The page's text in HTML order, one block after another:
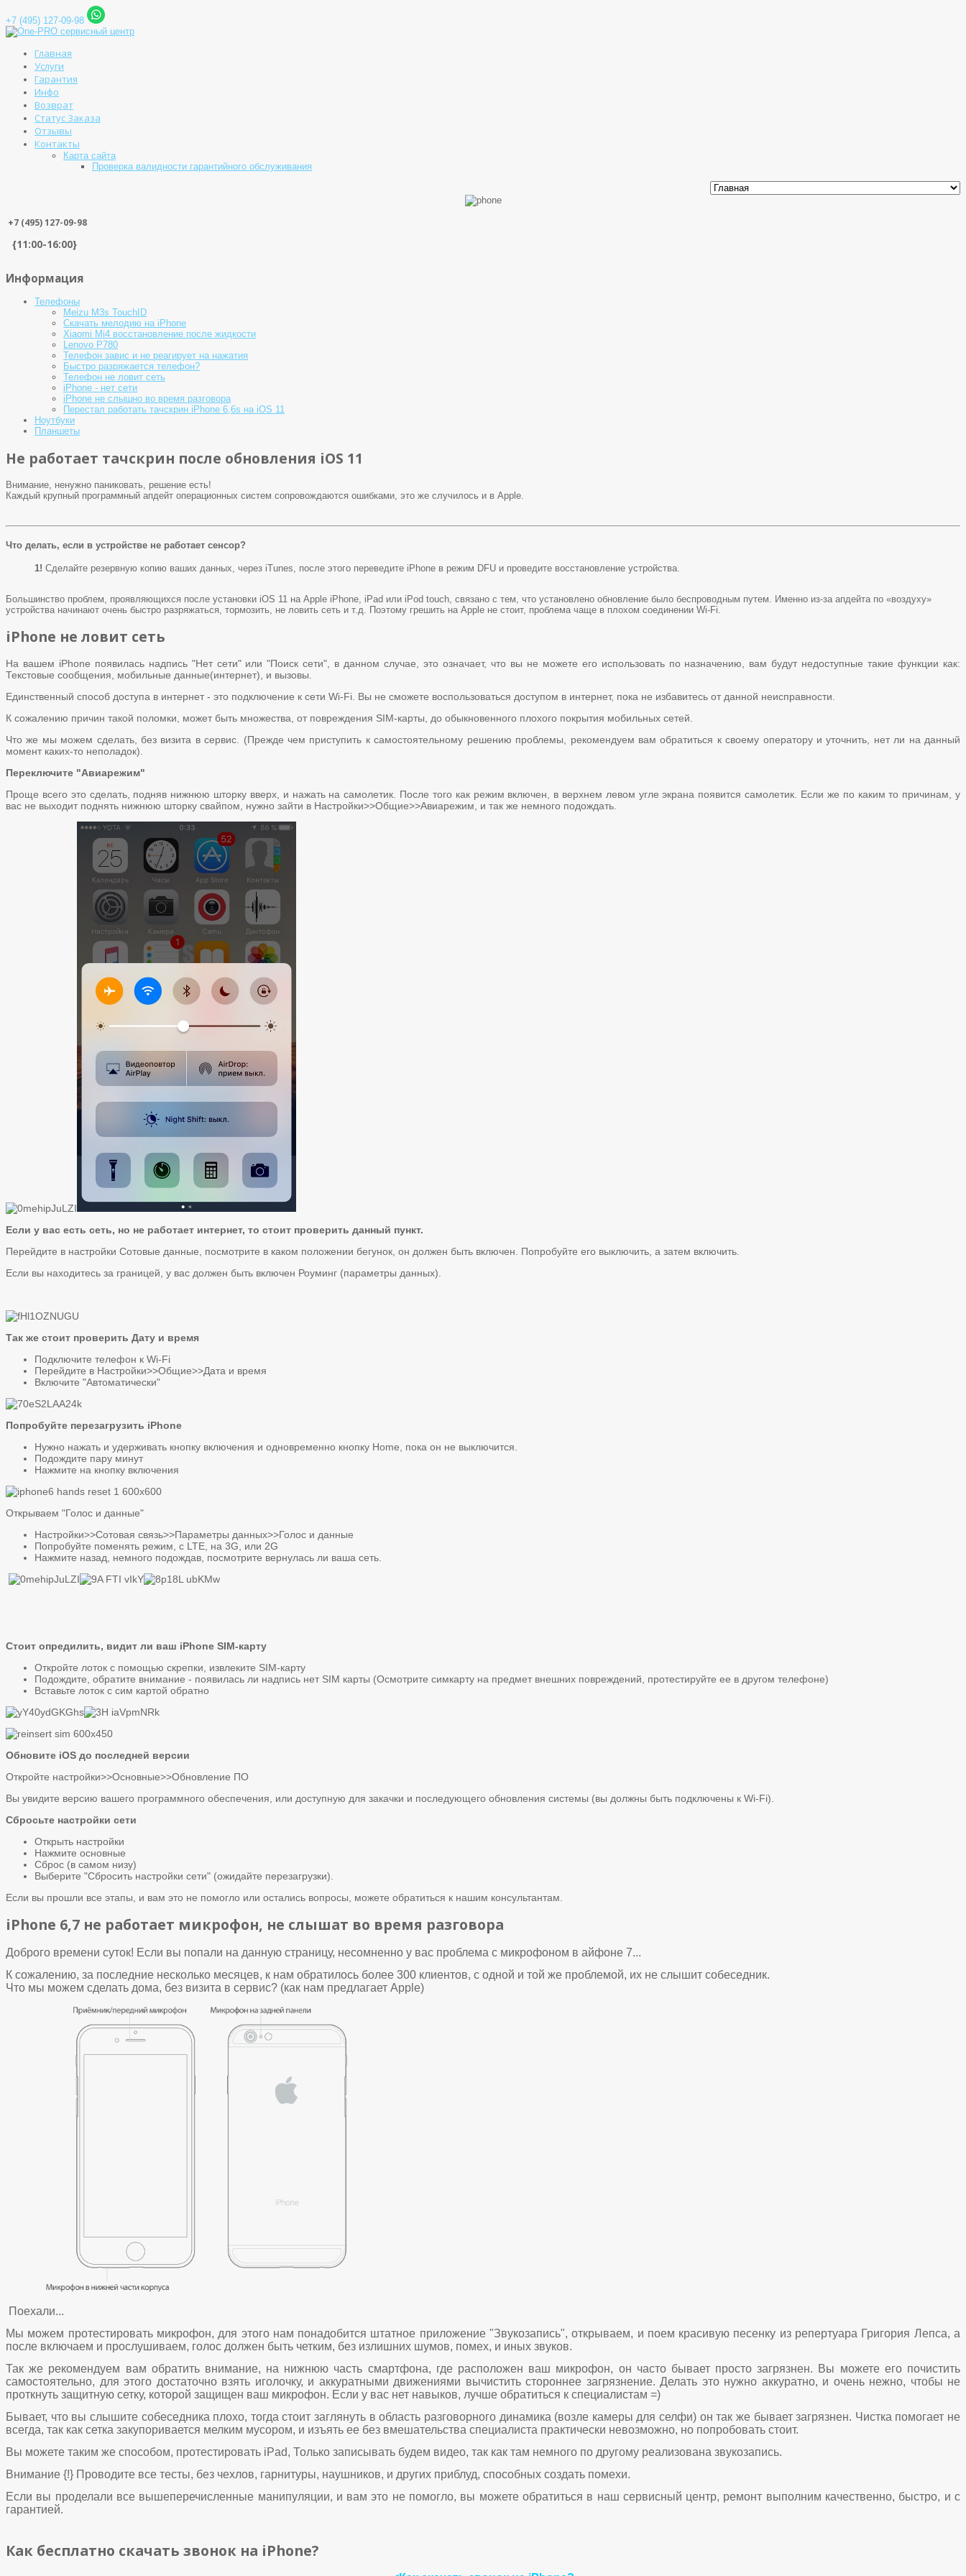
+7 (495) 127-09-98
Главная
Услуги
Гарантия
Инфо
Возврат
Статус Заказа
Отзывы
Контакты
Карта сайта
Проверка валидности гарантийного обслуживания
+7 (495) 127-09-98
{11:00-16:00}
Информация
Телефоны
Meizu M3s TouchID
Скачать мелодию на iPhone
Xiaomi Mi4 восстановление после жидкости
Lenovo P780
Телефон завис и не реагирует на нажатия
Быстро разряжается телефон?
Телефон не ловит сеть
iPhone - нет сети
iPhone не слышно во время разговора
Перестал работать тачскрин iPhone 6,6s на iOS 11
Ноутбуки
Планшеты
Не работает тачскрин после обновления iOS 11
Внимание, ненужно паниковать, решение есть!
Каждый крупный программный апдейт операционных систем сопровождаются ошибками, это же случилось и в Apple.
Что делать, если в устройстве не работает сенсор?
1! Сделайте резервную копию ваших данных, через iTunes, после этого переведите iPhone в режим DFU и проведите восстановление устройства.
Большинство проблем, проявляющихся после установки iOS 11 на Apple iPhone, iPad или iPod touch, связано с тем, что установлено обновление было беспроводным путем. Именно из-за апдейта по «воздуху»
устройства начинают очень быстро разряжаться, тормозить, не ловить сеть и т.д. Поэтому грешить на Apple не стоит, проблема чаще в плохом соединении Wi-Fi.
iPhone не ловит сеть
На вашем iPhone появилась надпись "Нет сети" или "Поиск сети", в данном случае, это означает, что вы не можете его использовать по назначению, вам будут недоступные такие функции как:
Текстовые сообщения, мобильные данные(интернет), и вызовы.
Единственный способ доступа в интернет - это подключение к сети Wi-Fi. Вы не сможете воспользоваться доступом в интернет, пока не избавитесь от данной неисправности.
К сожалению причин такой поломки, может быть множества, от повреждения SIM-карты, до обыкновенного плохого покрытия мобильных сетей.
Что же мы можем сделать, без визита в сервис. (Прежде чем приступить к самостоятельному решению проблемы, рекомендуем вам обратиться к своему оператору и уточнить, нет ли на данный
момент каких-то неполадок).
Переключите "Авиарежим"
Проще всего это сделать, подняв нижнюю шторку вверх, и нажать на самолетик. После того как режим включен, в верхнем левом угле экрана появится самолетик. Если же по каким то причинам, у
вас не выходит поднять нижнюю шторку свайпом, нужно зайти в Настройки>>Общие>>Авиарежим, и так же немного подождать.
Если у вас есть сеть, но не работает интернет, то стоит проверить данный пункт.
Перейдите в настройки Сотовые данные, посмотрите в каком положении бегунок, он должен быть включен. Попробуйте его выключить, а затем включить.
Если вы находитесь за границей, у вас должен быть включен Роуминг (параметры данных).
Так же стоит проверить Дату и время
Подключите телефон к Wi-Fi
Перейдите в Настройки>>Общие>>Дата и время
Включите "Автоматически"
Попробуйте перезагрузить iPhone
Нужно нажать и удерживать кнопку включения и одновременно кнопку Home, пока он не выключится.
Подождите пару минут
Нажмите на кнопку включения
Открываем "Голос и данные"
Настройки>>Сотовая связь>>Параметры данных>>Голос и данные
Попробуйте поменять режим, с LTE, на 3G, или 2G
Нажмите назад, немного подождав, посмотрите вернулась ли ваша сеть.
Стоит опредилить, видит ли ваш iPhone SIM-карту
Откройте лоток с помощью скрепки, извлеките SIM-карту
Подождите, обратите внимание - появилась ли надпись нет SIM карты (Осмотрите симкарту на предмет внешних повреждений, протестируйте ее в другом телефоне)
Вставьте лоток с сим картой обратно
Обновите iOS до последней версии
Откройте настройки>>Основные>>Обновление ПО
Вы увидите версию вашего программного обеспечения, или доступную для закачки и последующего обновления системы (вы должны быть подключены к Wi-Fi).
Сбросьте настройки сети
Открыть настройки
Нажмите основные
Сброс (в самом низу)
Выберите "Сбросить настройки сети" (ожидайте перезагрузки).
Если вы прошли все этапы, и вам это не помогло или остались вопросы, можете обратиться к нашим консультантам.
iPhone 6,7 не работает микрофон, не слышат во время разговора
Доброго времени суток! Если вы попали на данную страницу, несомненно у вас проблема с микрофоном в айфоне 7...
К сожалению, за последние несколько месяцев, к нам обратилось более 300 клиентов, с одной и той же проблемой, их не слышит собеседник.
Что мы можем сделать дома, без визита в сервис? (как нам предлагает Apple)
Поехали...
Мы можем протестировать микрофон, для этого нам понадобится штатное приложение "Звукозапись", открываем, и поем красивую песенку из репертуара Григория Лепса, а
после включаем и прослушиваем, голос должен быть четким, без излишних шумов, помех, и иных звуков.
Так же рекомендуем вам обратить внимание, на нижнюю часть смартфона, где расположен ваш микрофон, он часто бывает просто загрязнен. Вы можете его почистить
самостоятельно, для этого достаточно взять иголочку, и аккуратными движениями вычистить стороннее загрязнение. Делать это нужно аккуратно, и очень нежно, чтобы не
проткнуть защитную сетку, которой защищен ваш микрофон. Если у вас нет навыков, лучше обратиться к специалистам =)
Бывает, что вы слышите собеседника плохо, тогда стоит заглянуть в область разговорного динамика (возле камеры для селфи) он так же бывает загрязнен. Чистка помогает не
всегда, так как сетка закупоривается мелким мусором, и изъять ее без вмешательства специалиста практически невозможно, но попробовать стоит.
Вы можете таким же способом, протестировать iPad, Только записывать будем видео, так как там немного по другому реализована звукозапись.
Внимание {!} Проводите все тесты, без чехлов, гарнитуры, наушников, и других приблуд, способных создать помехи.
Если вы проделали все вышеперечисленные манипуляции, и вам это не помогло, вы можете обратиться в наш сервисный центр, ремонт выполним качественно, быстро, и с
гарантией.
Как бесплатно скачать звонок на iPhone?